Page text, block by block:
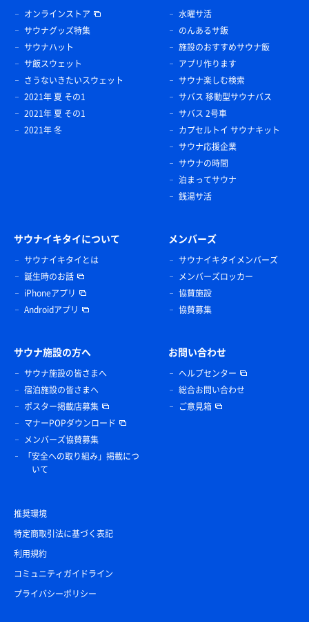
オンラインストア
サウナグッズ特集
サウナハット
サ飯スウェット
さうないきたいスウェット
2021年 夏 その1
2021年 夏 その1
2021年 冬
水曜サ活
のんあるサ飯
施設のおすすめサウナ飯
アプリ作ります
サウナ楽しむ検索
サバス 移動型サウナバス
サバス 2号車
カプセルトイ サウナキット
サウナ応援企業
サウナの時間
泊まってサウナ
銭湯サ活
サウナイキタイについて
サウナイキタイとは
誕生時のお話
iPhoneアプリ
Androidアプリ
メンバーズ
サウナイキタイメンバーズ
メンバーズロッカー
協賛施設
協賛募集
サウナ施設の方へ
サウナ施設の皆さまへ
宿泊施設の皆さまへ
ポスター掲載店募集
マナーPOPダウンロード
メンバーズ協賛募集
「安全への取り組み」掲載につ
いて
お問い合わせ
ヘルプセンター
総合お問い合わせ
ご意見箱
推奨環境
特定商取引法に基づく表記
利用規約
コミュニティガイドライン
プライバシーポリシー